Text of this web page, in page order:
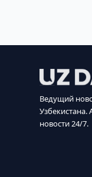
Ведущий
Узбекистана.
новости 24/7.